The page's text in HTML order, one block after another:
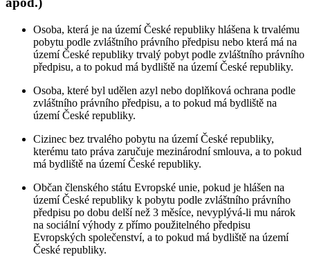
Osoba, která je na území České republiky hlášena k trvalému
pobytu podle zvláštního právního předpisu nebo která má na
území České republiky trvalý pobyt podle zvláštního právního
předpisu, a to pokud má bydliště na území České republiky.
Osoba, které byl udělen azyl nebo doplňková ochrana podle
zvláštního právního předpisu, a to pokud má bydliště na
území České republiky.
Cizinec bez trvalého pobytu na území České republiky,
kterému tato práva zaručuje mezinárodní smlouva, a to pokud
má bydliště na území České republiky.
Občan členského státu Evropské unie, pokud je hlášen na
území České republiky k pobytu podle zvláštního právního
předpisu po dobu delší než 3 měsíce, nevyplývá-li mu nárok
na sociální výhody z přímo použitelného předpisu
Evropských společenství, a to pokud má bydliště na území
České republiky.